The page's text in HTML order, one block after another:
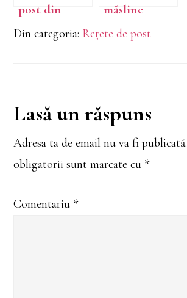
post din
pufuleti
măsline
Din categoria: Rețete de post
Reader
Interactions
Lasă un răspuns
Adresa ta de email nu va fi publicată.
obligatorii sunt marcate cu *
Comentariu *